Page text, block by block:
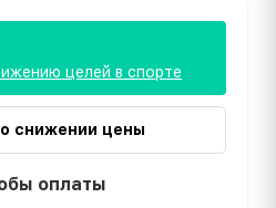
целей в спорте
снижении цены
оплаты